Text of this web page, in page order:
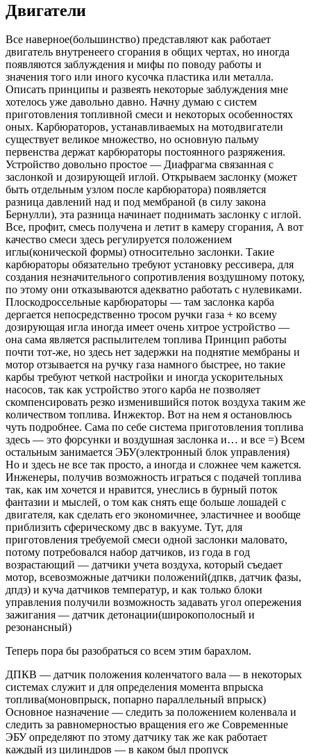
Двигатели
Все наверное(большинство) представляют как работает
двигатель внутренеего сгорания в общих чертах, но иногда
появляются заблуждения и мифы по поводу работы и
значения того или иного кусочка пластика или металла.
Описать принципы и развеять некоторые заблуждения мне
хотелось уже давольно давно. Начну думаю с систем
приготовления топливной смеси и некоторых особенностях
оных. Карбюраторов, устанавливаемых на мотодвигатели
существует великое множество, но основную пальму
первенства держат карбюраторы постоянного разряжения.
Устройство довольно простое — Диафрагма связанная с
заслонкой и дозирующей иглой. Открываем заслонку (может
быть отдельным узлом после карбюратора) появляется
разница давлений над и под мембраной (в силу закона
Бернулли), эта разница начинает поднимать заслонку с иглой.
Все, профит, смесь получена и летит в камеру сгорания, А вот
качество смеси здесь регулируется положением
иглы(конической формы) относительно заслонки. Такие
карбюраторы обязательно требуют установку рессивера, для
создания незначительного сопротивления воздушному потоку,
по этому они отказываются адекватно работать с нулевиками.
Плоскодроссельные карбюраторы — там заслонка карба
дергается непосредственно тросом ручки газа + ко всему
дозирующая игла иногда имеет очень хитрое устройство —
она сама является распылителем топлива Принцип работы
почти тот-же, но здесь нет задержки на поднятие мембраны и
мотор отзывается на ручку газа намного быстрее, но такие
карбы требуют четкой настройки и иногда ускорительных
насосов, так как устройство этого карба не позволяет
скомпенсировать резко изменившийся поток воздуха таким же
количеством топлива. Инжектор. Вот на нем я остановлюсь
чуть подробнее. Сама по себе система приготовления топлива
здесь — это форсунки и воздушная заслонка и… и все =) Всем
остальным занимается ЭБУ(электронный блок управления)
Но и здесь не все так просто, а иногда и сложнее чем кажется.
Инженеры, получив возможность играться с подачей топлива
так, как им хочется и нравится, унеслись в бурный поток
фантазии и мыслей, о том как снять еще больше лошадей с
двигателя, как сделать его экономичнее, эластичнее и вообще
приблизить сферическому двс в вакууме. Тут, для
приготовления требуемой смеси одной заслонки маловато,
потому потребовался набор датчиков, из года в год
возрастающий — датчики учета воздуха, который съедает
мотор, всевозможные датчики положений(дпкв, датчик фазы,
дпдз) и куча датчиков температур, и как только блоки
управления получили возможность задавать угол опережения
зажигания — датчик детонации(широкополосный и
резонансный)
Теперь пора бы разобраться со всем этим барахлом.
ДПКВ — датчик положения коленчатого вала — в некоторых
системах служит и для определения момента впрыска
топлива(моновпрыск, попарно параллельный впрыск)
Основное назначение — следить за положением коленвала и
следить за равномерностью вращения его же Современные
ЭБУ определяют по этому датчику так же как работает
каждый из цилиндров — в каком был пропуск